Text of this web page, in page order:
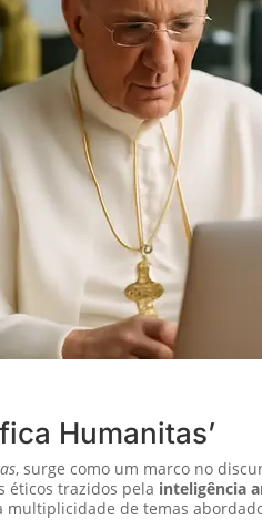
Humanitas’
, surge como um marco no
éticos trazidos pela inteligência
multiplicidade de temas